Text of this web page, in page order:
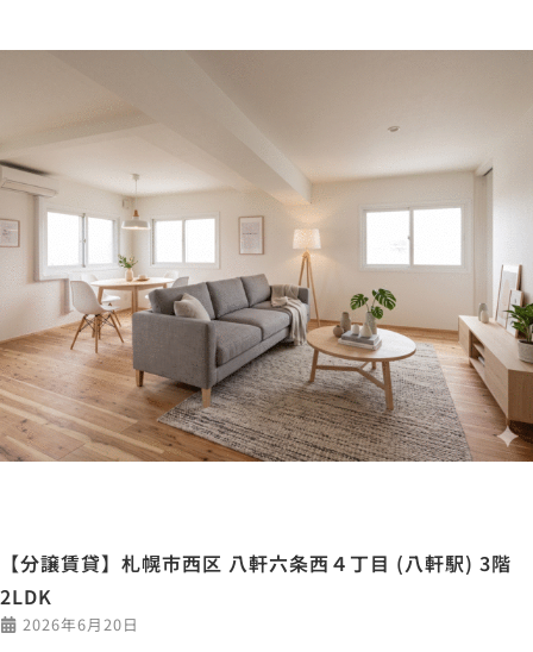
【分譲賃貸】札幌市西区 八軒六条西４丁目 (八軒駅) 3階
2LDK
2026年6月20日